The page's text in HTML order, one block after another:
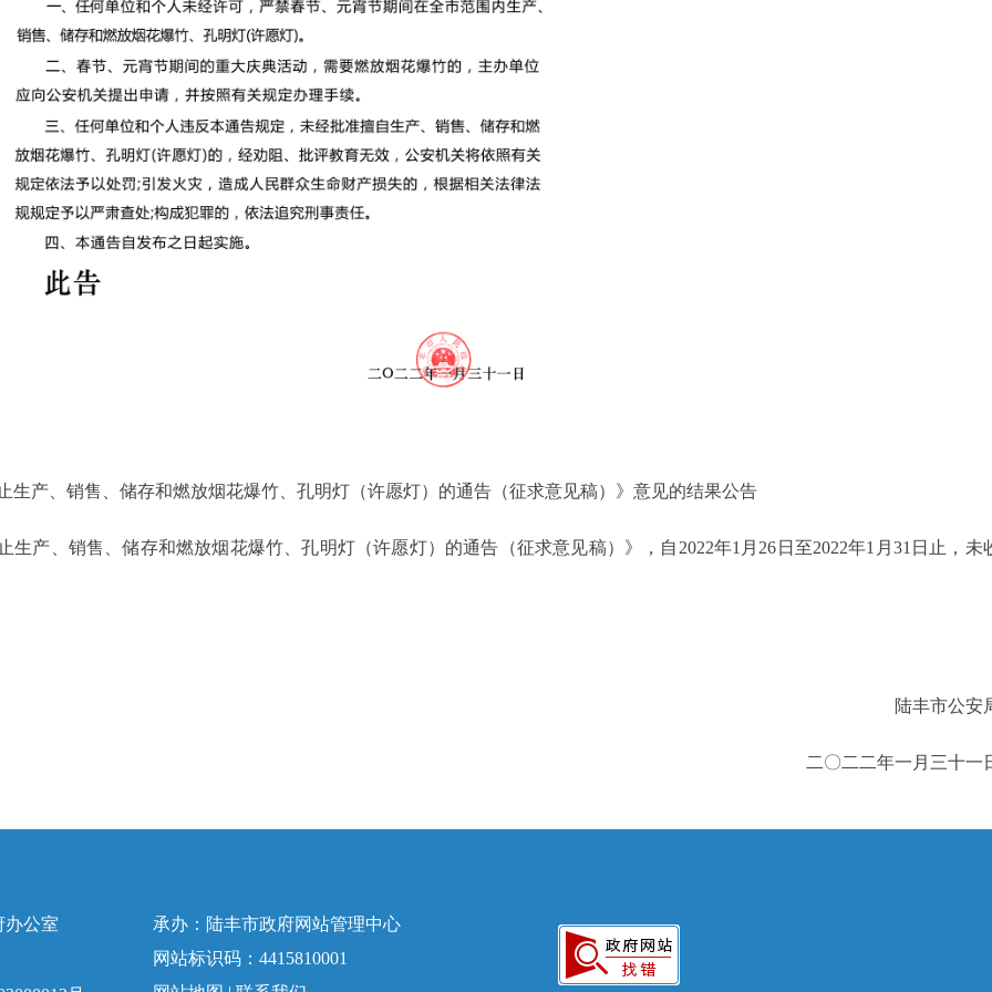
生产、销售、储存和燃放烟花爆竹、孔明灯（许愿灯）的通告（征求意见稿）》意见的结果公告
生产、销售、储存和燃放烟花爆竹、孔明灯（许愿灯）的通告（征求意见稿）》，自2022年1月26日至2022年1月31日止，未
陆丰市公安
二〇二二年一月三十一
办公室
承办：陆丰市政府网站管理中心
网站标识码：4415810001